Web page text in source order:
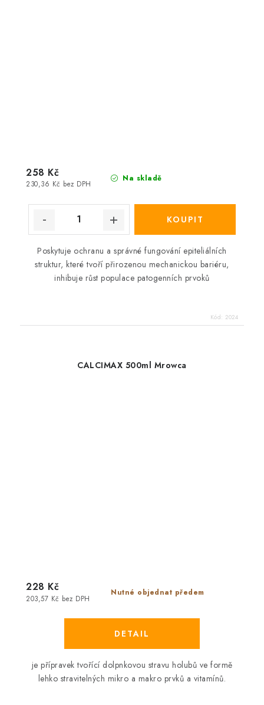
Na skladě
230,36 Kč bez DPH
258 Kč
Poskytuje ochranu a správné fungování epiteliálních
struktur, které tvoří přirozenou mechanickou bariéru,
inhibuje růst populace patogenních prvoků
Kód: 2024
CALCIMAX 500ml Mrowca
Nutné objednat předem
203,57 Kč bez DPH
228 Kč
je přípravek tvořící dolpnkovou stravu holubů ve formě
lehko stravitelných mikro a makro prvků a vitamínů.